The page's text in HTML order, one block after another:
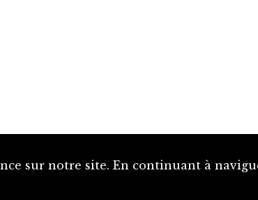
sur notre site. En continuant à